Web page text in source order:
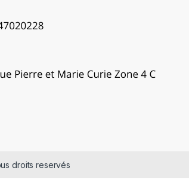
droits reservés